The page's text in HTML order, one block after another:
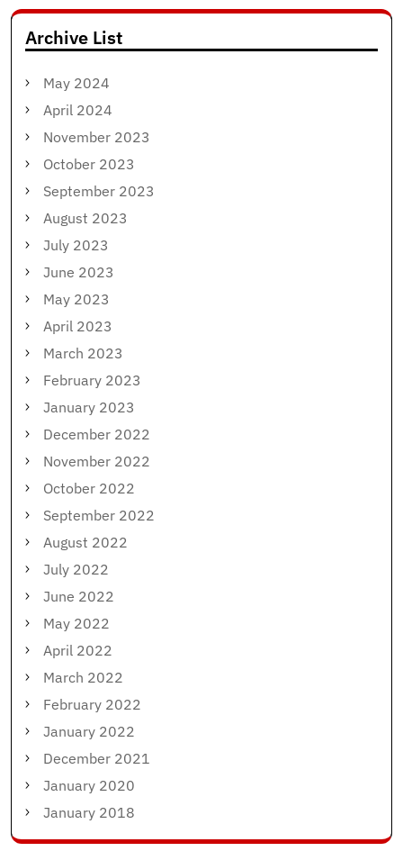
Archive List
May 2024
April 2024
November 2023
October 2023
September 2023
August 2023
July 2023
June 2023
May 2023
April 2023
March 2023
February 2023
January 2023
December 2022
November 2022
October 2022
September 2022
August 2022
July 2022
June 2022
May 2022
April 2022
March 2022
February 2022
January 2022
December 2021
January 2020
January 2018